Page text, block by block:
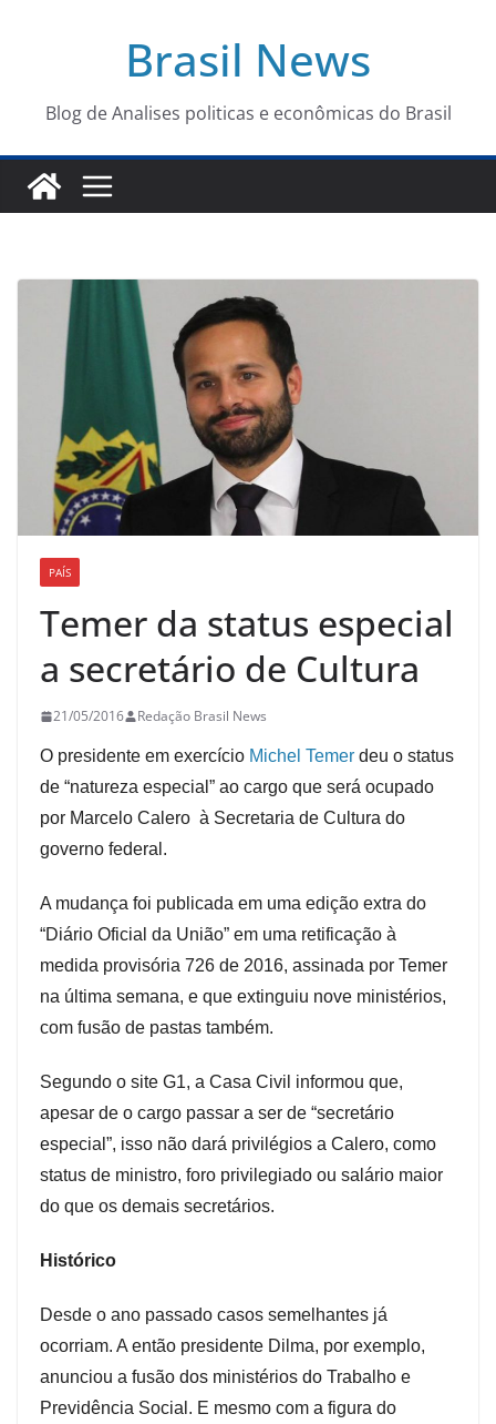
conteúdo
Brasil News
Blog de Analises politicas e econômicas do Brasil
PAÍS
Temer da status especial
a secretário de Cultura
21/05/2016 Redação Brasil News
O presidente em exercício Michel Temer deu o status
de “natureza especial” ao cargo que será ocupado
por Marcelo Calero à Secretaria de Cultura do
governo federal.
A mudança foi publicada em uma edição extra do
“Diário Oficial da União” em uma retificação à
medida provisória 726 de 2016, assinada por Temer
na última semana, e que extinguiu nove ministérios,
com fusão de pastas também.
Segundo o site G1, a Casa Civil informou que,
apesar de o cargo passar a ser de “secretário
especial”, isso não dará privilégios a Calero, como
status de ministro, foro privilegiado ou salário maior
do que os demais secretários.
Histórico
Desde o ano passado casos semelhantes já
ocorriam. A então presidente Dilma, por exemplo,
anunciou a fusão dos ministérios do Trabalho e
Previdência Social. E mesmo com a figura do